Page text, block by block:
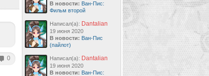
В новости: Ван-Пис:
Фильм второй
Написал(а): Dantalian
19 июня 2020
В новости: Ван-Пис
(пайлот)
Написал(а): Dantalian
19 июня 2020
В новости: Ван-Пис:
0